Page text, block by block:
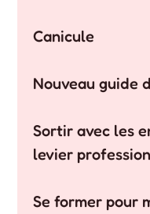
Canicule
Nouveau guide
Sortir avec les
levier
Se former pour